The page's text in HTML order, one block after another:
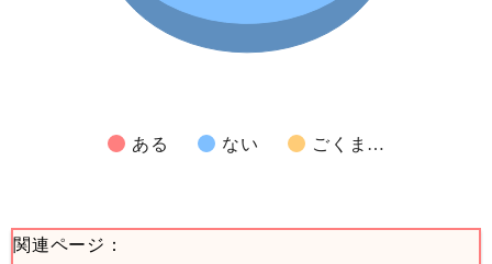
ある ない ごくま…
関連ページ：